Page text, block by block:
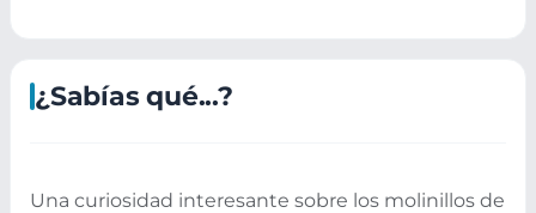
¿Sabías qué...?
Una curiosidad interesante sobre los molinillos de